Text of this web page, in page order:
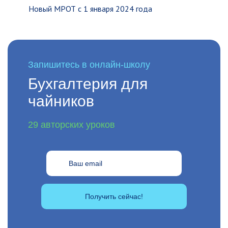
Новый МРОТ с 1 января 2024 года
Запишитесь в онлайн-школу
Бухгалтерия для
чайников
29 авторских уроков
Получить сейчас!